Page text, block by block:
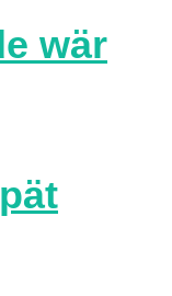
wär